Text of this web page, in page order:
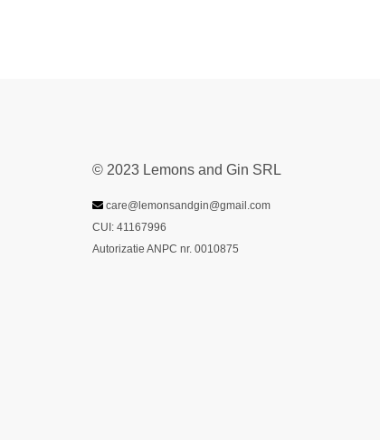
© 2023 Lemons and Gin SRL
care@lemonsandgin@gmail.com
CUI: 41167996
Autorizatie ANPC nr. 0010875